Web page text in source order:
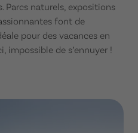
Parcs naturels, expositions
font de
pour des vacances en
impossible de s’ennuyer !